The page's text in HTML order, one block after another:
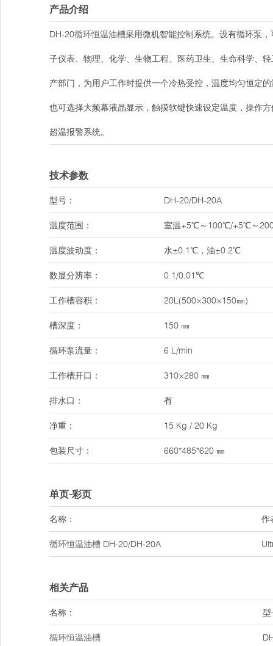
产品介绍
DH-20循环恒温油槽采用微机智能控制系统。设有循环泵
子仪表、物理、化学、生物工程、医药卫生、生命科学、
产部门，为用户工作时提供一个冷热受控，温度均匀恒
也可选择大频幕液晶显示，触摸软键快速设定温度，操作
超温报警系统。
技术参数
型号： DH-20/DH-20A
温度范围： 室温+5℃～100℃/+5℃～
温度波动度： 水±0.1℃，油±0.2℃
数显分辨率： 0.1/0.01℃
工作槽容积： 20L(500×300×150㎜)
槽深度： 150 ㎜
循环泵流量： 6 L/min
工作槽开口： 310×280 ㎜
排水口： 有
净重： 15 Kg / 20 Kg
包装尺寸： 660*485*620 ㎜
单页-彩页
名称： 作
循环恒温油槽 DH-20/DH-20A
相关产品
名称： 型
循环恒温油槽